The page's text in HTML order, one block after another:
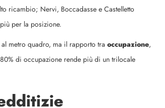
ricambio; Nervi, Boccadasse e Castelletto
per la posizione.
metro quadro, ma il rapporto tra occupazione,
di occupazione rende più di un trilocale